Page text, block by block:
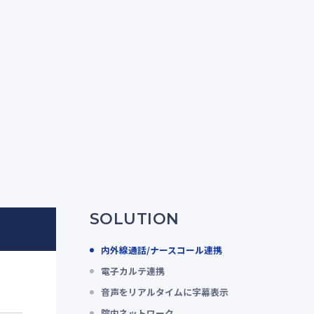
SOLUTION
内外線通話/ナースコール連携
電子カルテ連携
音声をリアルタイムに字幕表示